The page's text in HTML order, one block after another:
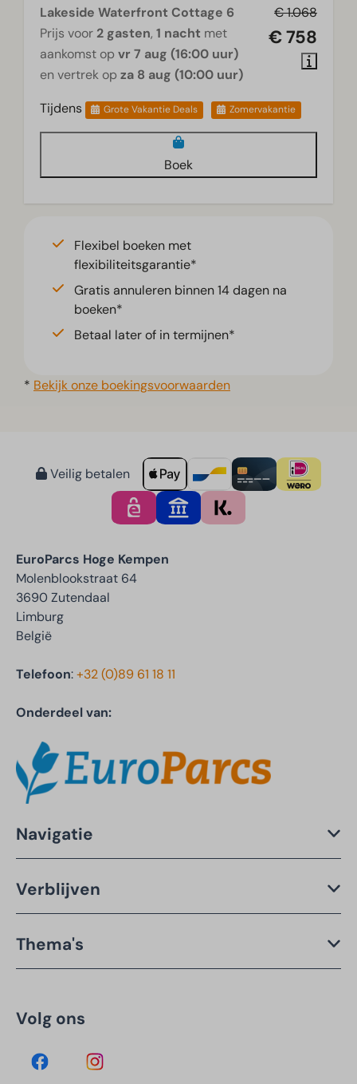
€ 1.068
€ 758
Lakeside Waterfront Cottage 6
Prijs voor 2 gasten, 1 nacht met
aankomst op vr 7 aug (16:00 uur)
en vertrek op za 8 aug (10:00 uur)
Tijdens
Grote Vakantie Deals Zomervakantie
Boek
Flexibel boeken met
flexibiliteitsgarantie*
Gratis annuleren binnen 14 dagen na
boeken*
Betaal later of in termijnen*
* Bekijk onze boekingsvoorwaarden
Veilig betalen
EuroParcs Hoge Kempen
Molenblookstraat 64
3690 Zutendaal
Limburg
België
Telefoon:+32 (0)89 61 18 11
Onderdeel van:
Navigatie
Verblijven
Thema's
Volg ons